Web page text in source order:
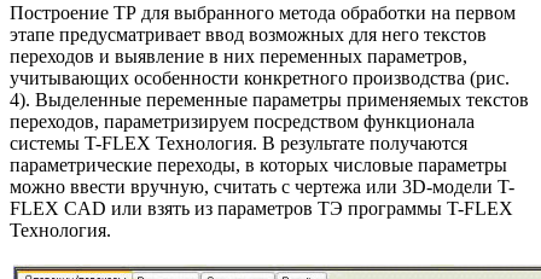
Построение ТР для выбранного метода обработки на первом
этапе предусматривает ввод возможных для него текстов
переходов и выявление в них переменных параметров,
учитывающих особенности конкретного производства (рис.
4). Выделенные переменные параметры применяемых текстов
переходов, параметризируем посредством функционала
системы T-FLEX Технология. В результате получаются
параметрические переходы, в которых числовые параметры
можно ввести вручную, считать с чертежа или 3D-модели T-
FLEX CAD или взять из параметров ТЭ программы T-FLEX
Технология.